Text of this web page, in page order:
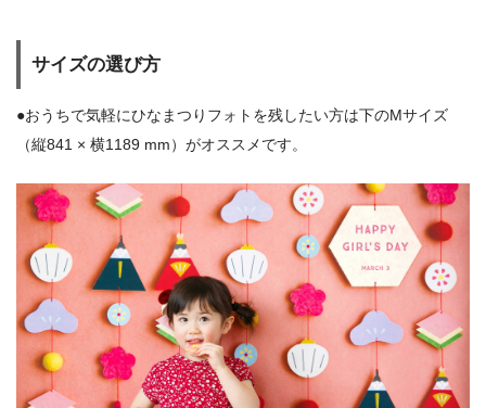
サイズの選び方
●おうちで気軽にひなまつりフォトを残したい方は下のMサイズ
（縦841 × 横1189 mm）がオススメです。